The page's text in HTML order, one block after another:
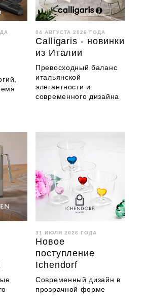
04 АВГУСТА 2026 ГОДА
Calligaris - новинки
из Италии
Превосходный баланс
итальянской
элегантности и
современного дизайна
31 ИЮЛЯ 2026 ГОДА
Новое
поступление
Ichendorf
Современный дизайн в
прозрачной форме